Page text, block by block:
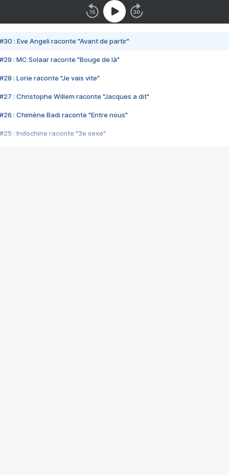
#30 : Eve Angeli raconte "Avant de partir"
#29 : MC Solaar raconte "Bouge de là"
#28 : Lorie raconte "Je vais vite"
#27 : Christophe Willem raconte "Jacques a dit"
#26 : Chimène Badi raconte "Entre nous"
#25 : Indochine raconte "3e sexe"